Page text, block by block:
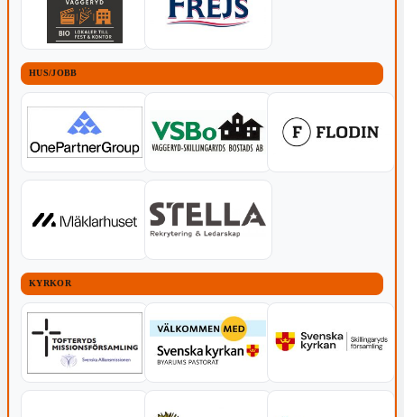
HUS/JOBB
KYRKOR